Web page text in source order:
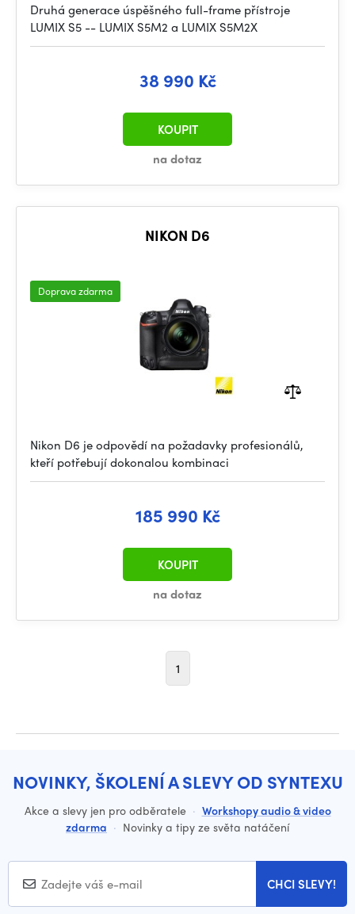
Druhá generace úspěšného full-frame přístroje
LUMIX S5 -- LUMIX S5M2 a LUMIX S5M2X
38 990 Kč
na dotaz
KOUPIT
NIKON D6
Doprava zdarma
Nikon D6 je odpovědí na požadavky profesionálů,
kteří potřebují dokonalou kombinaci
185 990 Kč
na dotaz
KOUPIT
1
NOVINKY, ŠKOLENÍ A SLEVY OD SYNTEXU
Akce a slevy jen pro odběratele · Workshopy audio & video
zdarma · Novinky a tipy ze světa natáčení
CHCI SLEVY!